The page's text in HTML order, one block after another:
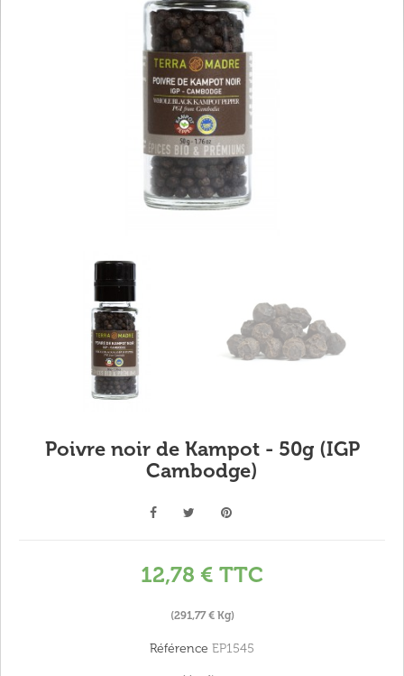
Poivre noir de Kampot - 50g (IGP
Cambodge)
12,78 € TTC
(291,77 € Kg)
Référence EP1545